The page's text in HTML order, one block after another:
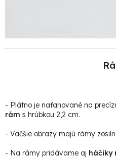
- Plátno je naťahované na
rám s hrúbkou 2,2 cm.
- Väčšie obrazy majú rámy
- Na rámy pridávame aj háčiky